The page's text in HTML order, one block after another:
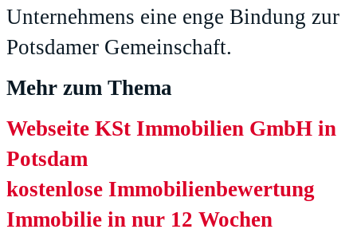
Unternehmens eine enge Bindung zur
Potsdamer Gemeinschaft.
Mehr zum Thema
Webseite KSt Immobilien GmbH in
Potsdam
kostenlose Immobilienbewertung
Immobilie in nur 12 Wochen